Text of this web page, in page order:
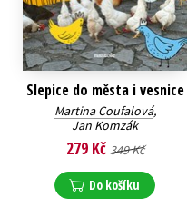
Slepice do města i vesnice
Martina Coufalová,
Jan Komzák
279 Kč 349 Kč
Do košíku